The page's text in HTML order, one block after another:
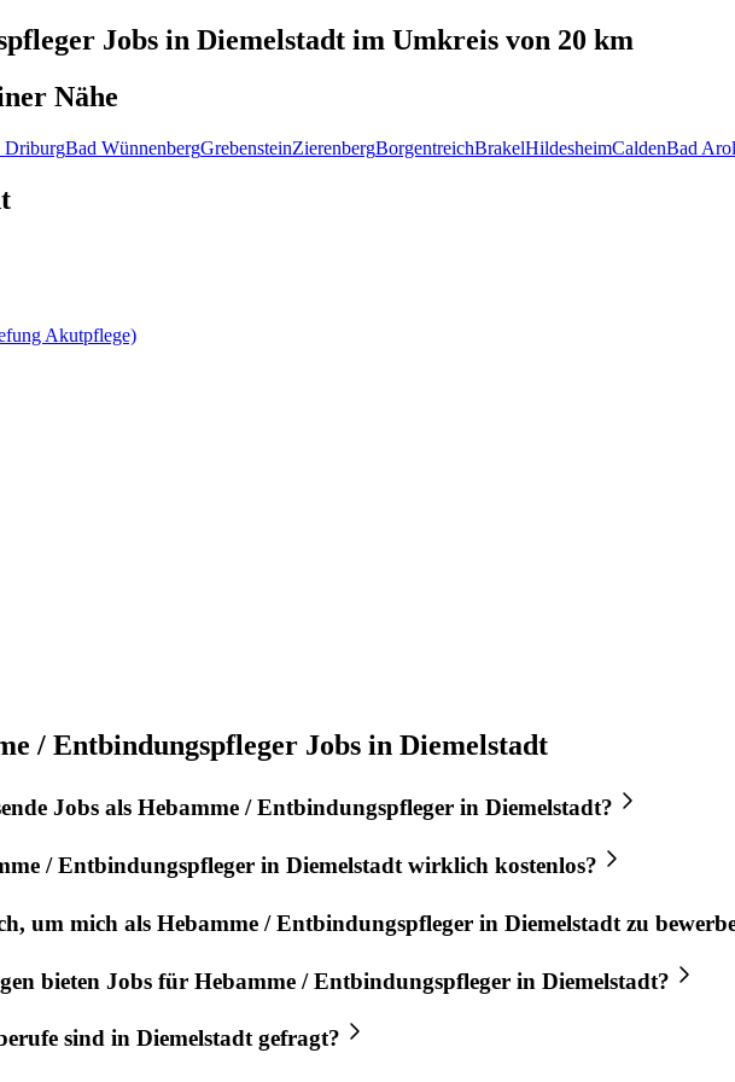
Jobs in Diemelstadt im Umkreis von 20 km
Nähe
DriburgBad WünnenbergGrebensteinZierenbergBorgentreichBrakelHildesheimCaldenBad
Akutpflege)
/ Entbindungspfleger Jobs in Diemelstadt
Jobs als Hebamme / Entbindungspfleger in Diemelstadt?
/ Entbindungspfleger in Diemelstadt wirklich kostenlos?
um mich als Hebamme / Entbindungspfleger in Diemelstadt zu
bieten Jobs für Hebamme / Entbindungspfleger in Diemelstadt?
sind in Diemelstadtgefragt?